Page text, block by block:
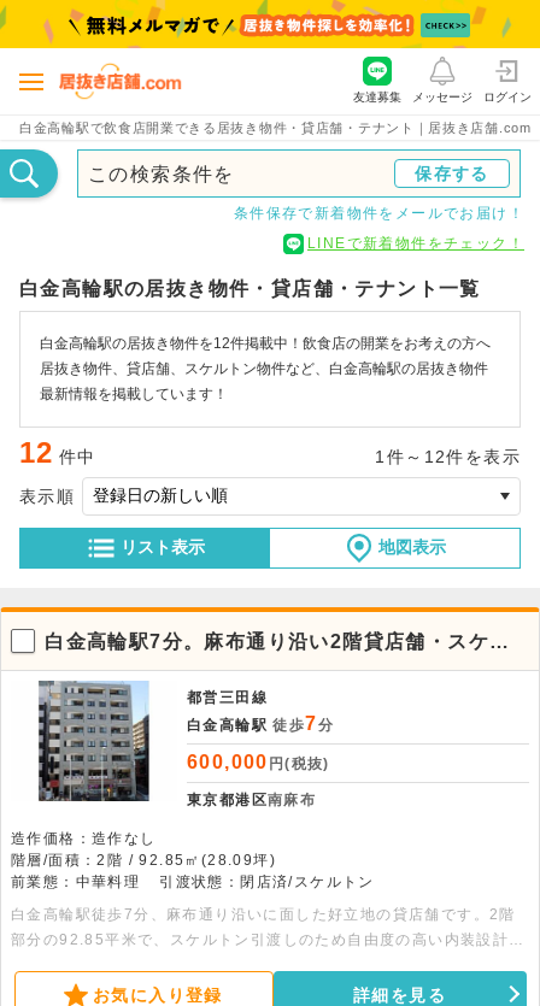
白金高輪駅で飲食店開業できる居抜き物件・貸店舗・テナント｜居抜き店舗.com
友達募集 メッセージ ログイン
この検索条件を 保存する
条件保存で新着物件をメールでお届け！
LINEで新着物件をチェック！
白金高輪駅の居抜き物件・貸店舗・テナント一覧
白金高輪駅の居抜き物件を12件掲載中！飲食店の開業をお考えの方へ
居抜き物件、貸店舗、スケルトン物件など、白金高輪駅の居抜き物件
最新情報を掲載しています！
12 件中 1件～12件を表示
リスト表示 地図表示
表示順
白金高輪駅7分。麻布通り沿い2階貸店舗・スケル
トン渡し
都営三田線
白金高輪駅 徒歩7分
600,000 円(税抜)
東京都港区南麻布
造作価格：造作なし
階層/面積：2階 / 92.85㎡(28.09坪)
前業態：中華料理
引渡状態：閉店済/スケルトン
白金高輪駅徒歩7分、麻布通り沿いに面した好立地の貸店舗です。2階
部分の92.85平米で、スケルトン引渡しのため自由度の高い内装設計が
お気に入り登録 詳細を見る